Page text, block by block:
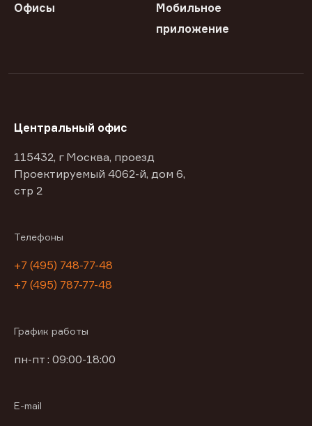
Офисы
Мобильное
приложение
Центральный офис
115432, г Москва, проезд
Проектируемый 4062-й, дом 6,
стр 2
Телефоны
+7 (495) 748-77-48
+7 (495) 787-77-48
График работы
пн-пт : 09:00-18:00
E-mail